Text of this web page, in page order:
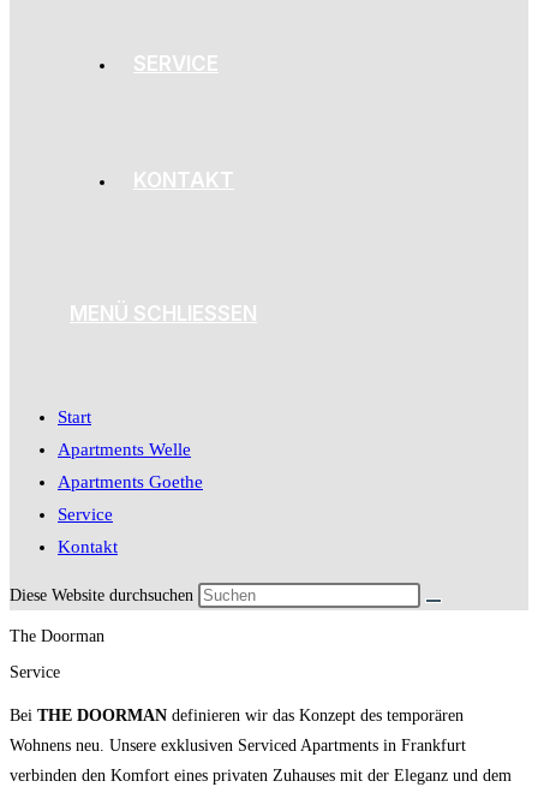
SERVICE
KONTAKT
MENÜ SCHLIESSEN
Start
Apartments Welle
Apartments Goethe
Service
Kontakt
Diese Website durchsuchen
The Doorman
Service
Bei THE DOORMAN definieren wir das Konzept des temporären
Wohnens neu. Unsere exklusiven Serviced Apartments in Frankfurt
verbinden den Komfort eines privaten Zuhauses mit der Eleganz und dem